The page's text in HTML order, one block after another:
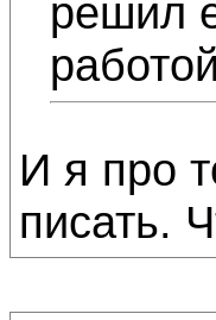
решил
И я про
писать.